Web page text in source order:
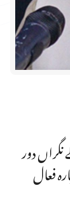
دور
فعال